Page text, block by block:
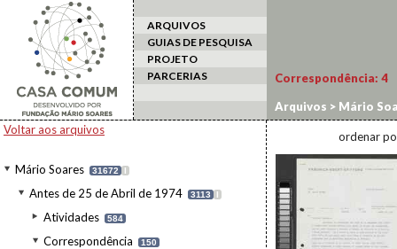
ARQUIVOS
GUIAS DE PESQUISA
PROJETO
PARCERIAS
Voltar aos arquivos
Mário Soares 31672 I
Antes de 25 de Abril de 1974 3113 I
Atividades 584
Correspondência 150
Correspondência: 4
Arquivos > Mário
Federal da Alemanha
ordenar